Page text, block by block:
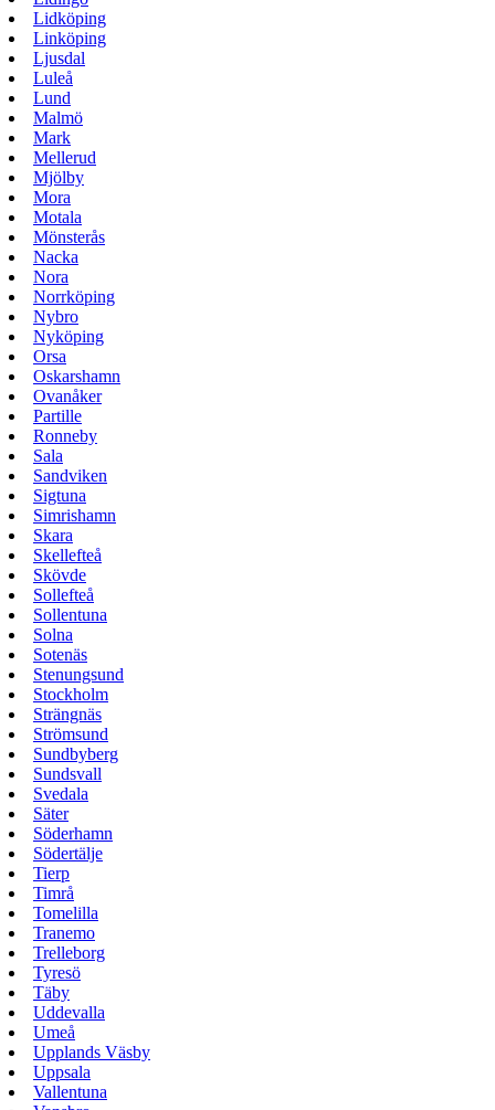
Lidköping
Linköping
Ljusdal
Luleå
Lund
Malmö
Mark
Mellerud
Mjölby
Mora
Motala
Mönsterås
Nacka
Nora
Norrköping
Nybro
Nyköping
Orsa
Oskarshamn
Ovanåker
Partille
Ronneby
Sala
Sandviken
Sigtuna
Simrishamn
Skara
Skellefteå
Skövde
Sollefteå
Sollentuna
Solna
Sotenäs
Stenungsund
Stockholm
Strängnäs
Strömsund
Sundbyberg
Sundsvall
Svedala
Säter
Söderhamn
Södertälje
Tierp
Timrå
Tomelilla
Tranemo
Trelleborg
Tyresö
Täby
Uddevalla
Umeå
Upplands Väsby
Uppsala
Vallentuna